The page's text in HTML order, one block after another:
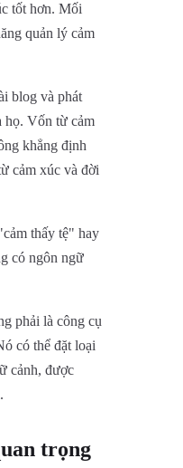
tốt hơn. Mối
quản lý cảm
blog và phát
họ. Vốn từ cảm
khẳng định
cảm xúc và đời
thấy tệ" hay
có ngôn ngữ
phải là công cụ
có thể đặt loại
cảnh, được
trọng